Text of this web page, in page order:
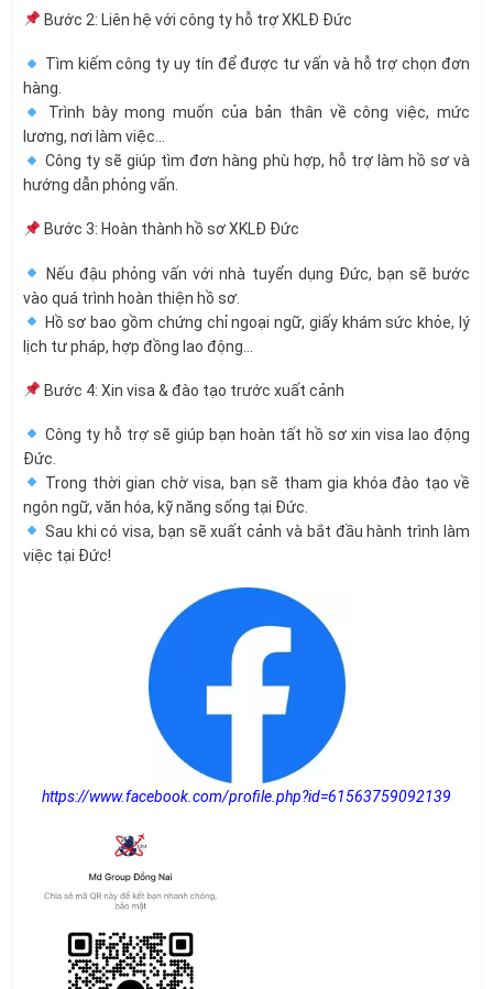
Bước 2: Liên hệ với công ty hỗ trợ XKLĐ Đức
Tìm kiếm công ty uy tín để được tư vấn và hỗ trợ chọn đơn
hàng.
Trình bày mong muốn của bản thân về công việc, mức
lương, nơi làm việc…
Công ty sẽ giúp tìm đơn hàng phù hợp, hỗ trợ làm hồ sơ và
hướng dẫn phỏng vấn.
Bước 3: Hoàn thành hồ sơ XKLĐ Đức
Nếu đậu phỏng vấn với nhà tuyển dụng Đức, bạn sẽ bước
vào quá trình hoàn thiện hồ sơ.
Hồ sơ bao gồm chứng chỉ ngoại ngữ, giấy khám sức khỏe, lý
lịch tư pháp, hợp đồng lao động…
Bước 4: Xin visa & đào tạo trước xuất cảnh
Công ty hỗ trợ sẽ giúp bạn hoàn tất hồ sơ xin visa lao động
Đức.
Trong thời gian chờ visa, bạn sẽ tham gia khóa đào tạo về
ngôn ngữ, văn hóa, kỹ năng sống tại Đức.
Sau khi có visa, bạn sẽ xuất cảnh và bắt đầu hành trình làm
việc tại Đức!
https://www.facebook.com/profile.php?id=61563759092139